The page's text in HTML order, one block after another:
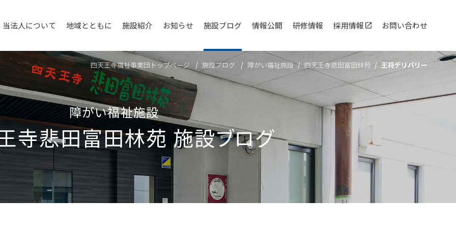
当法人について 地域とともに 施設紹介 お知らせ 施設ブログ 情報公開 研修情報 採用情報 お問い合わせ
四天王寺福祉事業団トップページ 施設ブログ 障がい福祉施設 四天王寺悲⽥富⽥林苑 王将デリバリー
障がい福祉施設
寺悲⽥富⽥林苑施設ブログ